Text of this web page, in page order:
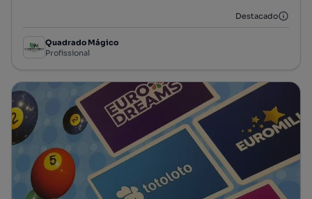
Destacado
Quadrado Mágico
Profissional